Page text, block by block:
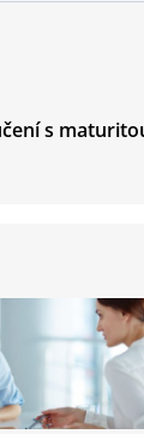
s